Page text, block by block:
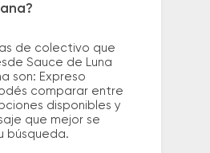
de colectivo que
Sauce de Luna
son: Expreso
comparar entre
disponibles y
que mejor se
búsqueda.